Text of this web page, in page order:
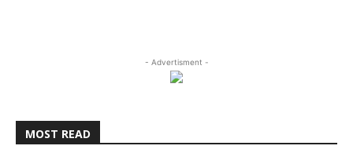
- Advertisment -
MOST READ